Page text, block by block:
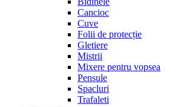
Cancioc
Cuve
Folii de protecție
Gletiere
Mistrii
Mixere pentru vopsea
Pensule
Spacluri
Trafaleti